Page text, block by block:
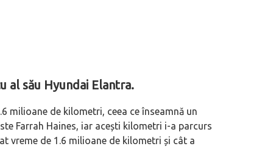
al său Hyundai Elantra.
milioane de kilometri, ceea ce înseamnă un
Farrah Haines, iar acești kilometri i-a parcurs
vreme de 1.6 milioane de kilometri și cât a